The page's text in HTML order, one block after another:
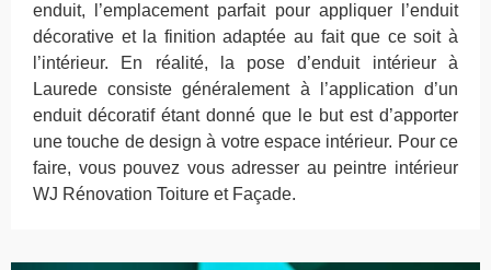
enduit, l’emplacement parfait pour appliquer l’enduit
décorative et la finition adaptée au fait que ce soit à
l’intérieur. En réalité, la pose d’enduit intérieur à
Laurede consiste généralement à l’application d’un
enduit décoratif étant donné que le but est d’apporter
une touche de design à votre espace intérieur. Pour ce
faire, vous pouvez vous adresser au peintre intérieur
WJ Rénovation Toiture et Façade.